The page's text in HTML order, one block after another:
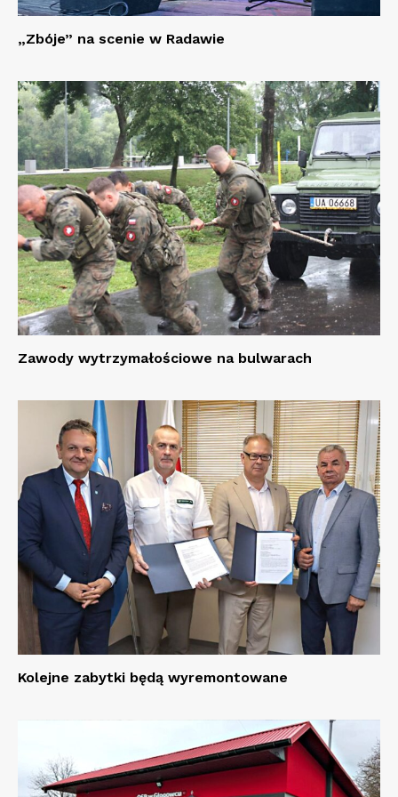
„Zbóje” na scenie w Radawie
Zawody wytrzymałościowe na bulwarach
Kolejne zabytki będą wyremontowane